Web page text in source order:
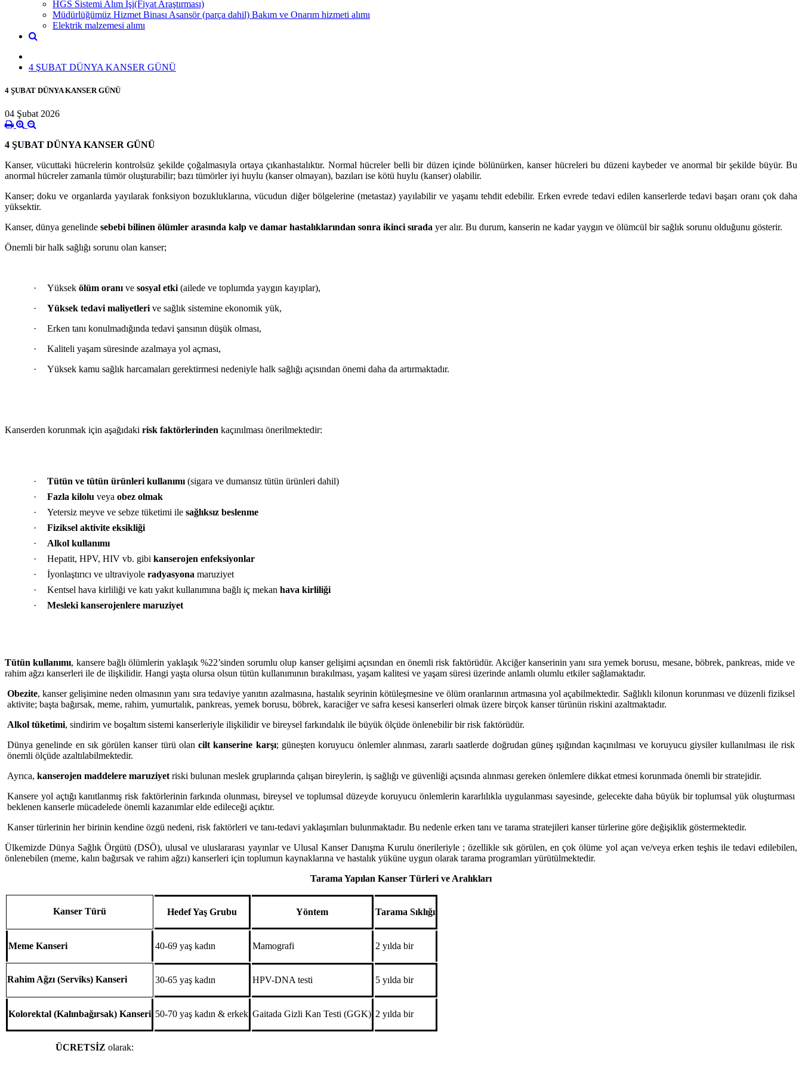
HGS Sistemi Alım İşi(Fiyat Araştırması)
Müdürlüğümüz Hizmet Binası Asansör (parça dahil) Bakım ve Onarım hizmeti alımı
Elektrik malzemesi alımı
4 ŞUBAT DÜNYA KANSER GÜNÜ
4 ŞUBAT DÜNYA KANSER GÜNÜ
04 Şubat 2026
4 ŞUBAT DÜNYA KANSER GÜNÜ
Kanser, vücuttaki hücrelerin kontrolsüz şekilde çoğalmasıyla ortaya çıkanhastalıktır. Normal hücreler belli bir düzen içinde bölünürken, kanser hücreleri bu düzeni kaybeder ve anormal bir şekilde büyür. Bu
anormal hücreler zamanla tümör oluşturabilir; bazı tümörler iyi huylu (kanser olmayan), bazıları ise kötü huylu (kanser) olabilir.
Kanser; doku ve organlarda yayılarak fonksiyon bozukluklarına, vücudun diğer bölgelerine (metastaz) yayılabilir ve yaşamı tehdit edebilir. Erken evrede tedavi edilen kanserlerde tedavi başarı oranı çok daha
yüksektir.
Kanser, dünya genelinde sebebi bilinen ölümler arasında kalp ve damar hastalıklarından sonra ikinci sırada yer alır. Bu durum, kanserin ne kadar yaygın ve ölümcül bir sağlık sorunu olduğunu gösterir.
Önemli bir halk sağlığı sorunu olan kanser;
· Yüksek ölüm oranı ve sosyal etki (ailede ve toplumda yaygın kayıplar),
·
Yüksek tedavi maliyetleri ve sağlık sistemine ekonomik yük,
·
Erken tanı konulmadığında tedavi şansının düşük olması,
·
Kaliteli yaşam süresinde azalmaya yol açması,
·
Yüksek kamu sağlık harcamaları gerektirmesi nedeniyle halk sağlığı açısından önemi daha da artırmaktadır.
Kanserden korunmak için aşağıdaki risk faktörlerinden kaçınılması önerilmektedir:
· Tütün ve tütün ürünleri kullanımı(sigara ve dumansız tütün ürünleri dahil)
·
Fazla kilolu veya obez olmak
·
Yetersiz meyve ve sebze tüketimi ile sağlıksız beslenme
·
Fiziksel aktivite eksikliği
·
Alkol kullanımı
·
Hepatit, HPV, HIV vb. gibi kanserojen enfeksiyonlar
·
İyonlaştırıcı ve ultraviyole radyasyona maruziyet
·
Kentsel hava kirliliği ve katı yakıt kullanımına bağlı iç mekan hava kirliliği
·
Mesleki kanserojenlere maruziyet
Tütün kullanımı, kansere bağlı ölümlerin yaklaşık %22’sinden sorumlu olup kanser gelişimi açısından en önemli risk faktörüdür. Akciğer kanserinin yanı sıra yemek borusu, mesane, böbrek, pankreas, mide ve
rahim ağzı kanserleri ile de ilişkilidir. Hangi yaşta olursa olsun tütün kullanımının bırakılması, yaşam kalitesi ve yaşam süresi üzerinde anlamlı olumlu etkiler sağlamaktadır.
Obezite, kanser gelişimine neden olmasının yanı sıra tedaviye yanıtın azalmasına, hastalık seyrinin kötüleşmesine ve ölüm oranlarının artmasına yol açabilmektedir. Sağlıklı kilonun korunması ve düzenli fiziksel
aktivite; başta bağırsak, meme, rahim, yumurtalık, pankreas, yemek borusu, böbrek, karaciğer ve safra kesesi kanserleri olmak üzere birçok kanser türünün riskini azaltmaktadır.
Alkol tüketimi, sindirim ve boşaltım sistemi kanserleriyle ilişkilidir ve bireysel farkındalık ile büyük ölçüde önlenebilir bir risk faktörüdür.
Dünya genelinde en sık görülen kanser türü olancilt kanserine karşı; güneşten koruyucu önlemler alınması, zararlı saatlerde doğrudan güneş ışığından kaçınılması ve koruyucu giysiler kullanılması ile risk
önemli ölçüde azaltılabilmektedir.
Ayrıca,kanserojen maddelere maruziyet riski bulunan meslek gruplarında çalışan bireylerin, iş sağlığı ve güvenliği açısında alınması gereken önlemlere dikkat etmesi korunmada önemli bir stratejidir.
Kansere yol açtığı kanıtlanmış risk faktörlerinin farkında olunması, bireysel ve toplumsal düzeyde koruyucu önlemlerin kararlılıkla uygulanması sayesinde, gelecekte daha büyük bir toplumsal yük oluşturması
beklenen kanserle mücadelede önemli kazanımlar elde edileceği açıktır.
Kanser türlerinin her birinin kendine özgü nedeni, risk faktörleri ve tanı-tedavi yaklaşımları bulunmaktadır. Bu nedenle erken tanı ve tarama stratejileri kanser türlerine göre değişiklik göstermektedir.
Ülkemizde Dünya Sağlık Örgütü (DSÖ), ulusal ve uluslararası yayınlar ve Ulusal Kanser Danışma Kurulu önerileriyle ; özellikle sık görülen, en çok ölüme yol açan ve/veya erken teşhis ile tedavi edilebilen,
önlenebilen (meme, kalın bağırsak ve rahim ağzı) kanserleri için toplumun kaynaklarına ve hastalık yüküne uygun olarak tarama programları yürütülmektedir.
Tarama Yapılan Kanser Türleri ve Aralıkları
Kanser Türü Hedef Yaş Grubu Yöntem Tarama Sıklığı
Meme Kanseri 40-69 yaş kadın Mamografi 2 yılda bir
Rahim Ağzı (Serviks) Kanseri 30-65 yaş kadın HPV-DNA testi 5 yılda bir
Kolorektal (Kalınbağırsak) Kanseri 50-70 yaş kadın & erkek Gaitada Gizli Kan Testi (GGK) 2 yılda bir
ÜCRETSİZ olarak: